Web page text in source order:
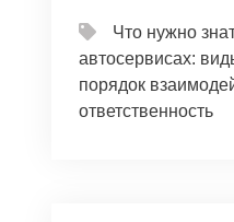
Что нужно
автосервисах:
порядок
ответственность